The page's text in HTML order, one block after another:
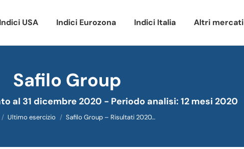
Indici USA Indici Eurozona Indici Italia Altri mercati
Safilo Group
al 31 dicembre 2020 - Periodo analisi: 12 mesi 2020
Tu sei qui:
Ultimo esercizio Safilo Group – Risultati 2020…